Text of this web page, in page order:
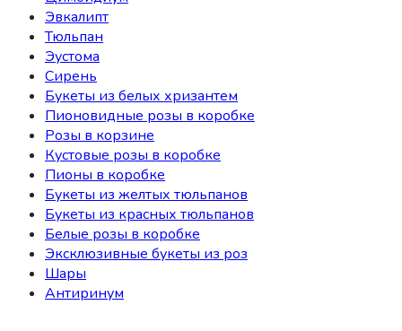
Эвкалипт
Тюльпан
Эустома
Сирень
Букеты из белых хризантем
Пионовидные розы в коробке
Розы в корзине
Кустовые розы в коробке
Пионы в коробке
Букеты из желтых тюльпанов
Букеты из красных тюльпанов
Белые розы в коробке
Эксклюзивные букеты из роз
Шары
Антиринум